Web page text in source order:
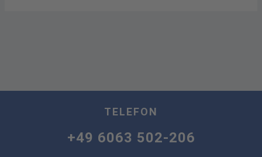
TELEFON
+49 6063 502-206